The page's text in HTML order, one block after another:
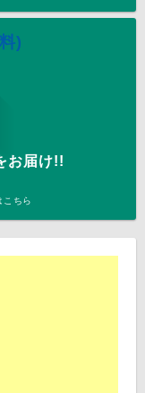
)
お届け!!
ちら